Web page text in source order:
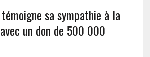
sa sympathie à la
un don de 500 000